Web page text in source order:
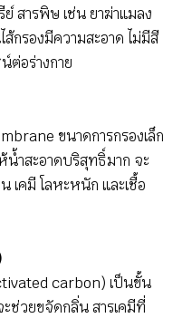
สารพิษ เช่น ยาฆ่าแมลง
กรองมีความสะอาด ไม่มีสี
ต่อร่างกาย
ขนาดการกรองเล็ก
น้ำสะอาดบริสุทธิ์มาก จะ
เคมี โลหะหนัก และเชื้อ
carbon) เป็นขั้น
ช่วยขจัดกลิ่น สารเคมีที่